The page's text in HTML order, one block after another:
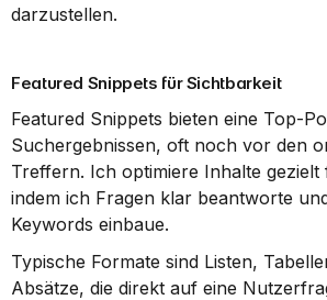
darzustellen.
Featured Snippets für Sichtbarkeit
Featured Snippets bieten eine Top-
Suchergebnissen, oft noch vor den
Treffern. Ich optimiere Inhalte gezielt
indem ich Fragen klar beantworte
Keywords einbaue.
Typische Formate sind Listen,
Absätze, die direkt auf eine